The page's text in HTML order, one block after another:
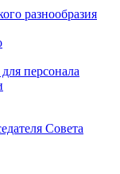
разнообразия
персонала
Совета